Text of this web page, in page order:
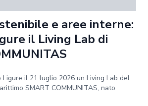
e aree interne:
il Living Lab di
Ligure il 21 luglio 2026 un Living Lab del
SMART COMMUNITAS, nato